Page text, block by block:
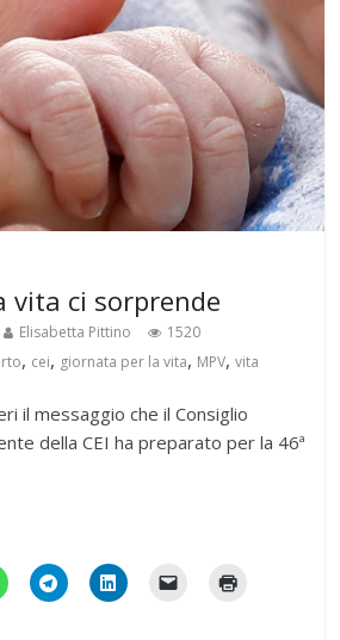
vita ci sorprende
Elisabetta Pittino
1520
, cei, giornata per la vita, MPV,vita
il messaggio che il Consiglio
della CEI ha preparato per la 46ª